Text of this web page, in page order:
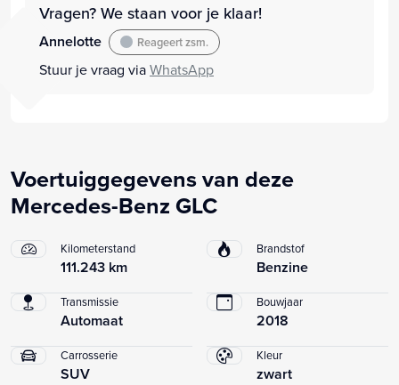
Vragen? We staan voor je klaar!
Annelotte Reageert zsm.
Stuur je vraag viaWhatsApp
Voertuiggegevens van deze
Mercedes-Benz GLC
Kilometerstand
111.243 km
Brandstof
Benzine
Transmissie
Automaat
Bouwjaar
2018
Carrosserie
SUV
Kleur
zwart